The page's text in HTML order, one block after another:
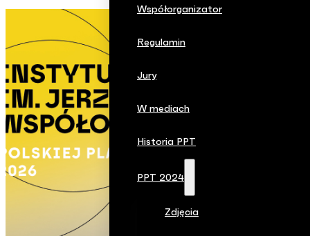
Współorganizator
Regulamin
Jury
W mediach
Historia PPT
PPT 2024
Zdjęcia